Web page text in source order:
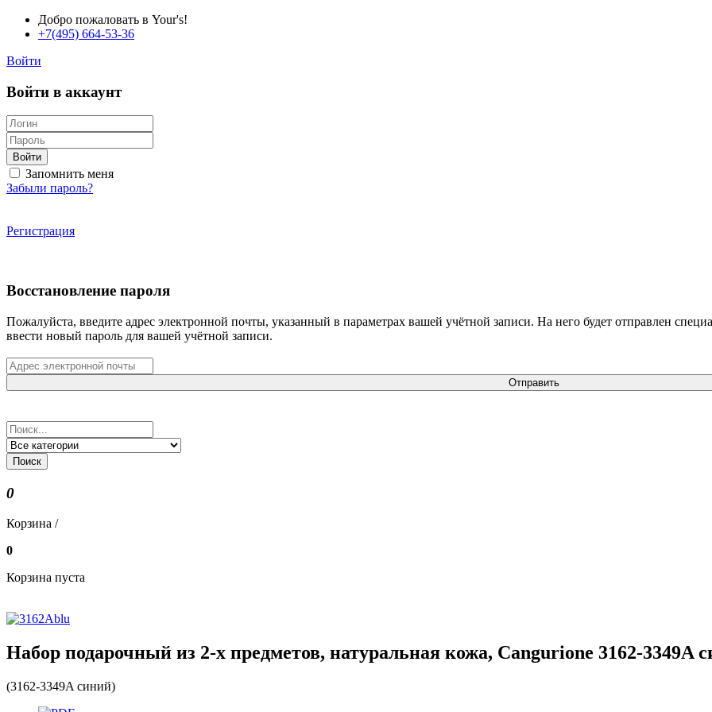
Добро пожаловать в Your's!
+7(495) 664-53-36
Войти
Войти в аккаунт
Войти
Запомнить меня
Забыли пароль?
Регистрация
Восстановление пароля
Пожалуйста, введите адрес электронной почты, указанный в параметрах вашей учётной записи. На него будет отправлен
ввести новый пароль для вашей учётной записи.
Отправить
Поиск
0
Корзина /
0
Корзина пуста
Набор подарочный из 2-х предметов, натуральная кожа, Cangurione 3162-3349A
(3162-3349A синий)